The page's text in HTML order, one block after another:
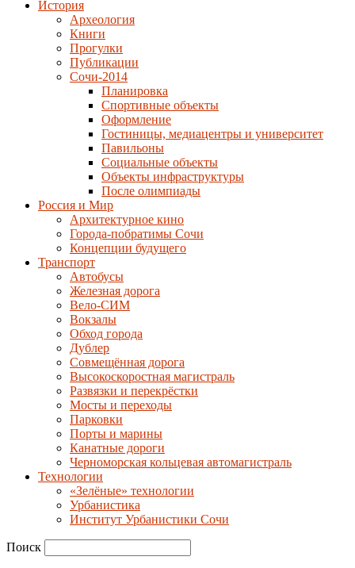
История
Археология
Книги
Прогулки
Публикации
Сочи-2014
Планировка
Спортивные объекты
Оформление
Гостиницы, медиацентры и университет
Павильоны
Социальные объекты
Объекты инфраструктуры
После олимпиады
Россия и Мир
Архитектурное кино
Города-побратимы Сочи
Концепции будущего
Транспорт
Автобусы
Железная дорога
Вело-СИМ
Вокзалы
Обход города
Дублер
Совмещённая дорога
Высокоскоростная магистраль
Развязки и перекрёстки
Мосты и переходы
Парковки
Порты и марины
Канатные дороги
Черноморская кольцевая автомагистраль
Технологии
«Зелёные» технологии
Урбанистика
Институт Урбанистики Сочи
Поиск